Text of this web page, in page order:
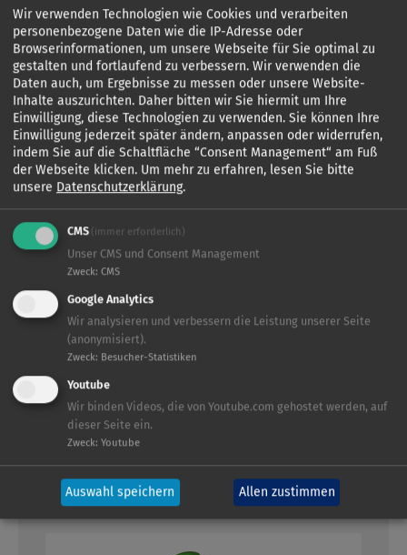
PRESSEKONTAKT:
Rico-Thore Kauert (PRonline.de)
rico.kauert[at]PRonline.de(rico[dot]kauert[at]PRonline[dot]de)
Material
Wir verwenden Technologien wie Cookies und verarbeiten
personenbezogene Daten wie die IP-Adresse oder
Browserinformationen, um unsere Webseite für Sie optimal zu
gestalten und fortlaufend zu verbessern. Wir verwenden die
Daten auch, um Ergebnisse zu messen oder unsere Website-
Inhalte auszurichten. Daher bitten wir Sie hiermit um Ihre
Einwilligung, diese Technologien zu verwenden. Sie können Ihre
Einwilligung jederzeit später ändern, anpassen oder widerrufen,
indem Sie auf die Schaltfläche “Consent Management“ am Fuß
der Webseite klicken. Um mehr zu erfahren, lesen Sie bitte
unsere Datenschutzerklärung.
CMS (immer erforderlich)
Unser CMS und Consent Management
Zweck: CMS
Google Analytics
Wir analysieren und verbessern die Leistung unserer Seite
(anonymisiert).
Zweck: Besucher-Statistiken
Youtube
Wir binden Videos, die von Youtube.com gehostet werden, auf
dieser Seite ein.
Zweck: Youtube
Auswahl speichern Allen zustimmen